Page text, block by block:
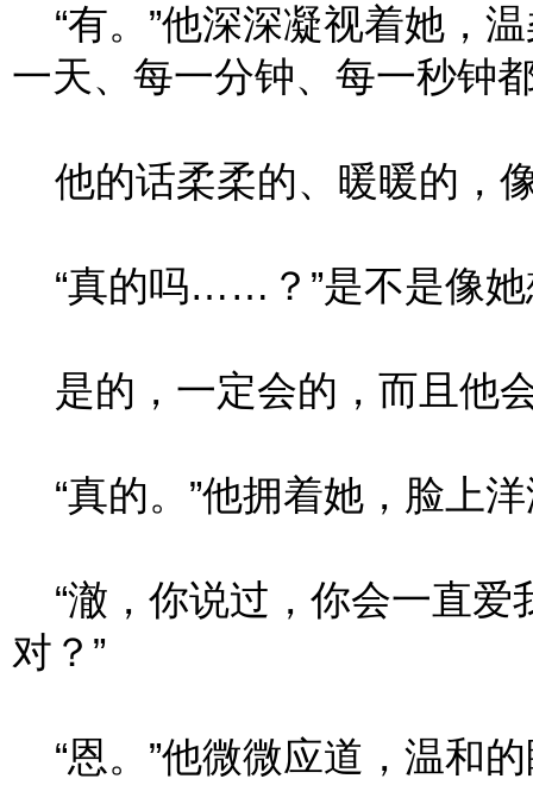
“有。”他深深凝视着她，
一天、每一分钟、每一秒钟
他的话柔柔的、暖暖的，
“真的吗……？”是不是像
是的，一定会的，而且他
“真的。”他拥着她，脸上
“澈，你说过，你会一直爱
对？”
“恩。”他微微应道，温和